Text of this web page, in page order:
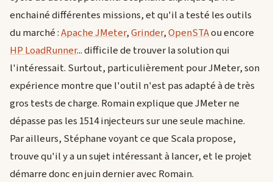
enchainé différentes missions, et qu'il a testé les outils
du marché :Apache JMeter,Grinder,OpenSTAou encore
HP LoadRunner... difficile de trouver la solution qui
l'intéressait. Surtout, particulièrement pour JMeter, son
expérience montre que l'outil n'est pas adapté à de très
gros tests de charge. Romain explique que JMeter ne
dépasse pas les 1514 injecteurs sur une seule machine.
Par ailleurs, Stéphane voyant ce que Scala propose,
trouve qu'il y a un sujet intéressant à lancer, et le projet
démarre donc en juin dernier avec Romain.